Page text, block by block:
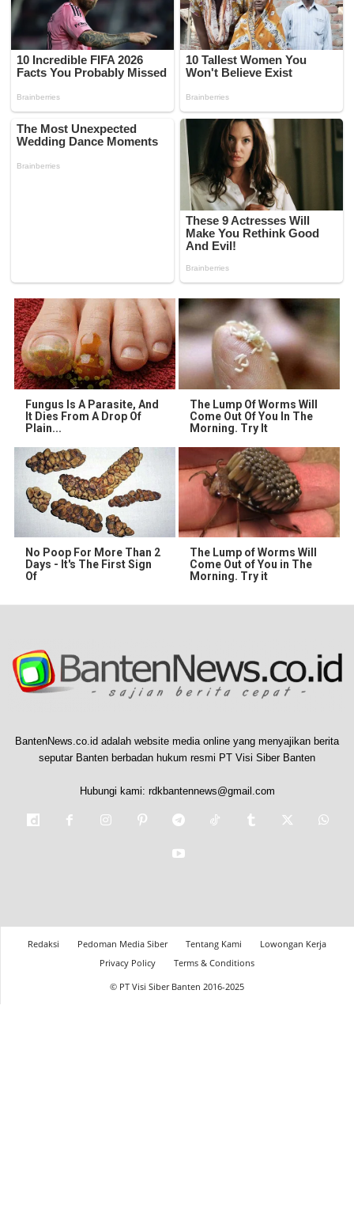
Fungus Is A Parasite, And
It Dies From A Drop Of
Plain...
The Lump Of Worms Will
Come Out Of You In The
Morning. Try It
No Poop For More Than 2
Days - It's The First Sign
Of
The Lump of Worms Will
Come Out of You in The
Morning. Try it
BantenNews.co.id adalah website media online yang menyajikan berita
seputar Banten berbadan hukum resmi PT Visi Siber Banten
Hubungi kami: rdkbantennews@gmail.com
Redaksi Pedoman Media Siber Tentang Kami
Lowongan Kerja
Privacy Policy
Terms & Conditions
© PT Visi Siber Banten 2016-2025